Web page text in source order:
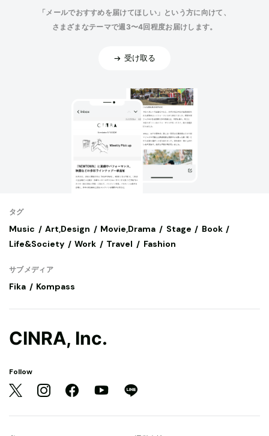
「メールでおすすめを届けてほしい」という方に向けて、
さまざまなテーマで週3〜4回程度お届けします。
受け取る
タグ
Music Art,Design Movie,Drama Stage
Book
Life&Society
Work Travel Fashion
サブメディア
Fika Kompass
CINRA, Inc.
Follow